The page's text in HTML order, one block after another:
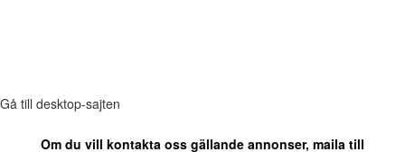
Gå till desktop-sajten
Om du vill kontakta oss gällande annonser, maila till